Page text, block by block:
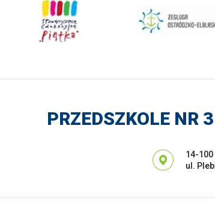
PRZEDSZKOLE NR
Adres
14-
ul.